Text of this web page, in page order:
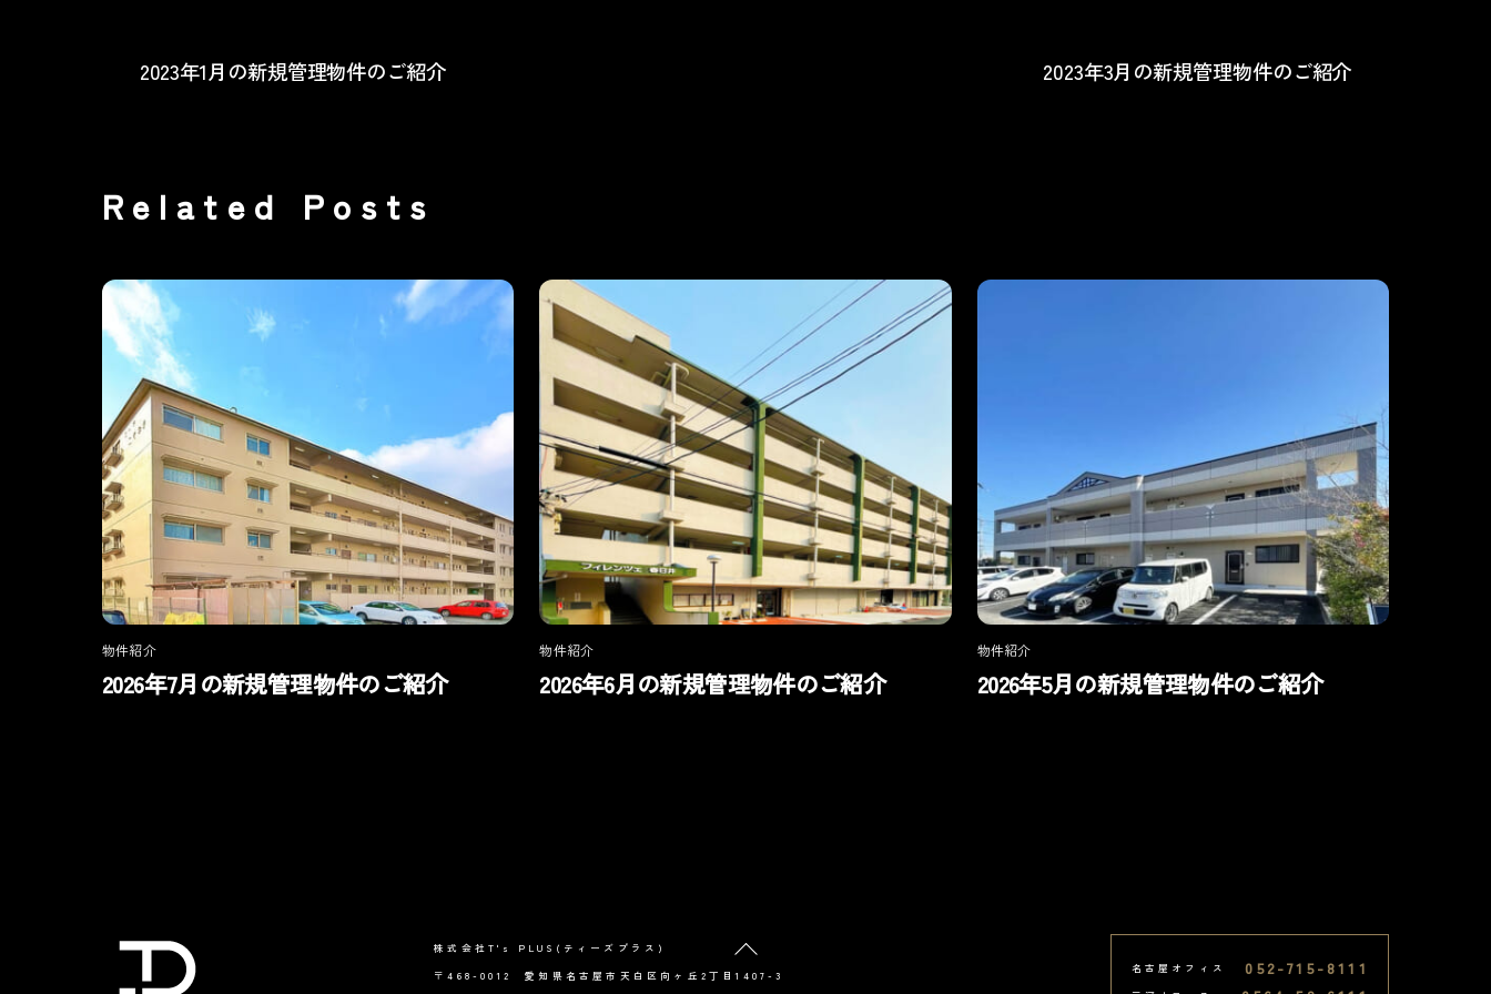
2023年1月の新規管理物件のご紹介 2023年3月の新規管理物件のご紹介
Related Posts
物件紹介
2026年7月の新規管理物件のご紹介
物件紹介
2026年6月の新規管理物件のご紹介
物件紹介
2026年5月の新規管理物件のご紹介
Back
To
株式会社T's PLUS(ティーズプラス)
〒468-0012 愛知県名古屋市天白区向ヶ丘2丁目1407-3
名古屋オフィス 052-715-8111